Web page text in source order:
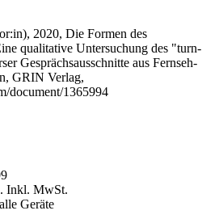
, 2020, Die Formen des
qualitative Untersuchung des "turn-
Gesprächsausschnitte aus Fernseh-
GRIN Verlag,
document/1365994
Inkl. MwSt.
Geräte